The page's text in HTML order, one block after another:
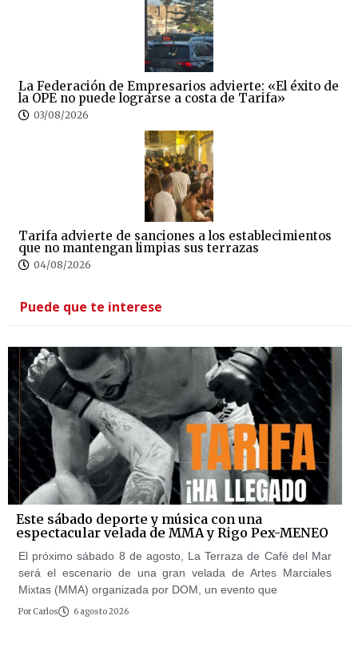
La Federación de Empresarios advierte: «El éxito de
la OPE no puede lograrse a costa de Tarifa»
03/08/2026
Tarifa advierte de sanciones a los establecimientos
que no mantengan limpias sus terrazas
04/08/2026
Puede que te interese
Este sábado deporte y música con una
espectacular velada de MMA y Rigo Pex-MENEO
El próximo sábado 8 de agosto, La Terraza de Café del Mar
será el escenario de una gran velada de Artes Marciales
Mixtas (MMA) organizada por DOM, un evento que
Por Carlos 6 agosto 2026